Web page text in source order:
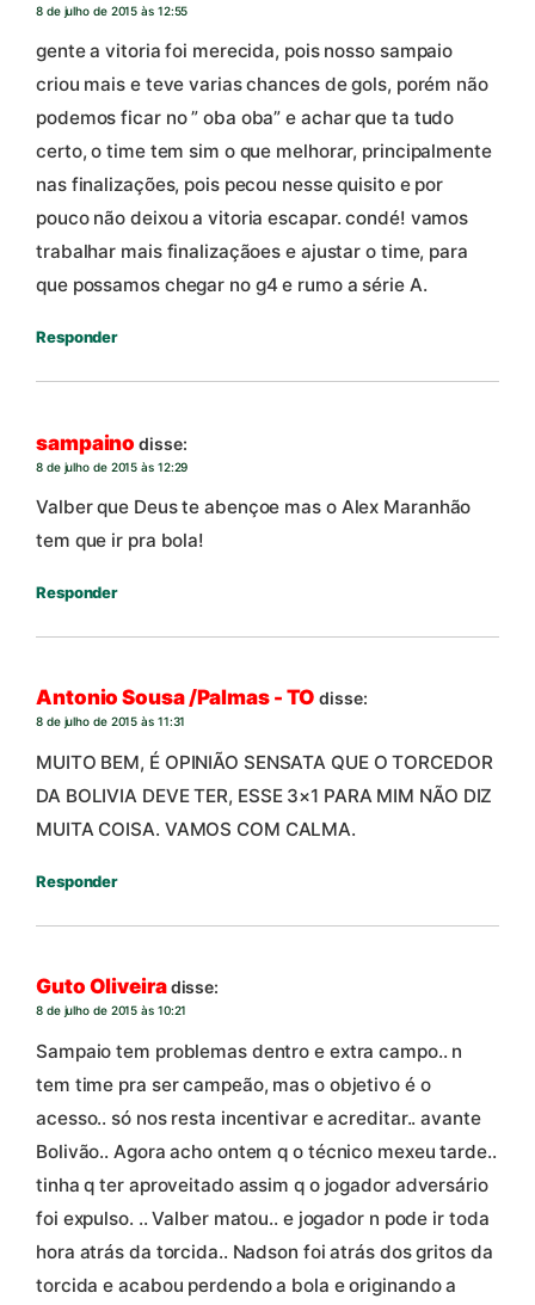
8 de julho de 2015 às 12:55
gente a vitoria foi merecida, pois nosso sampaio
criou mais e teve varias chances de gols, porém não
podemos ficar no ” oba oba” e achar que ta tudo
certo, o time tem sim o que melhorar, principalmente
nas finalizações, pois pecou nesse quisito e por
pouco não deixou a vitoria escapar. condé! vamos
trabalhar mais finalizaçãoes e ajustar o time, para
que possamos chegar no g4 e rumo a série A.
Responder
sampaino disse:
8 de julho de 2015 às 12:29
Valber que Deus te abençoe mas o Alex Maranhão
tem que ir pra bola!
Responder
Antonio Sousa /Palmas - TO disse:
8 de julho de 2015 às 11:31
MUITO BEM, É OPINIÃO SENSATA QUE O TORCEDOR
DA BOLIVIA DEVE TER, ESSE 3×1 PARA MIM NÃO DIZ
MUITA COISA. VAMOS COM CALMA.
Responder
Guto Oliveiradisse:
8 de julho de 2015 às 10:21
Sampaio tem problemas dentro e extra campo.. n
tem time pra ser campeão, mas o objetivo é o
acesso.. só nos resta incentivar e acreditar.. avante
Bolivão.. Agora acho ontem q o técnico mexeu tarde..
tinha q ter aproveitado assim q o jogador adversário
foi expulso. .. Valber matou.. e jogador n pode ir toda
hora atrás da torcida.. Nadson foi atrás dos gritos da
torcida e acabou perdendo a bola e originando a